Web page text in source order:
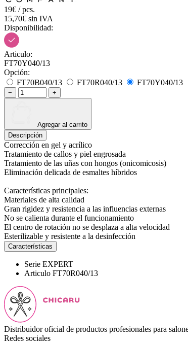
19€ / pcs.
15,70€ sin IVA
Disponibilidad:
Articulo:
FT70Y040/13
Opción:
FT70B040/13
FT70R040/13 FT70Y040/13
− +
Agregar al carrito
Descripción
Corrección en gel y acrílico
Tratamiento de callos y piel engrosada
Tratamiento de las uñas con hongos (onicomicosis)
Eliminación delicada de esmaltes híbridos
Características principales:
Materiales de alta calidad
Gran rigidez y resistencia a las influencias externas
No se calienta durante el funcionamiento
El centro de rotación no se desplaza a alta velocidad
Esterilizable y resistente a la desinfección
Características
Serie EXPERT
Articulo FT70R040/13
Distribuidor oficial de productos profesionales para
Redes sociales